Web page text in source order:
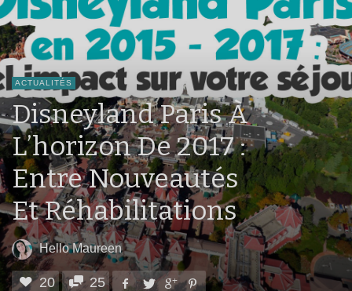
ACTUALITÉS
Disneyland Paris À
L’horizon De 2017 :
Entre Nouveautés
Et Réhabilitations
Hello Maureen
20 25